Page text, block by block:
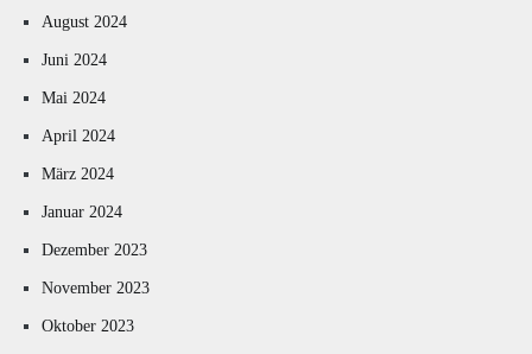
August 2024
Juni 2024
Mai 2024
April 2024
März 2024
Januar 2024
Dezember 2023
November 2023
Oktober 2023